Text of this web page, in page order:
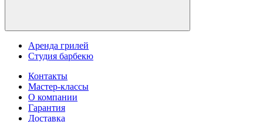
Аренда грилей
Студия барбекю
Контакты
Мастер-классы
О компании
Гарантия
Доставка